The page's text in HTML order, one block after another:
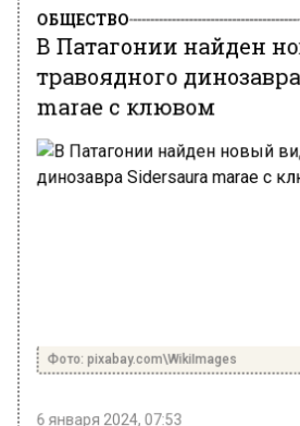
ОБЩЕСТВО
В Патагонии найден
травоядного
marae с клювом
Фото: pixabay.com\WikiImages
6 января 2024, 07:53